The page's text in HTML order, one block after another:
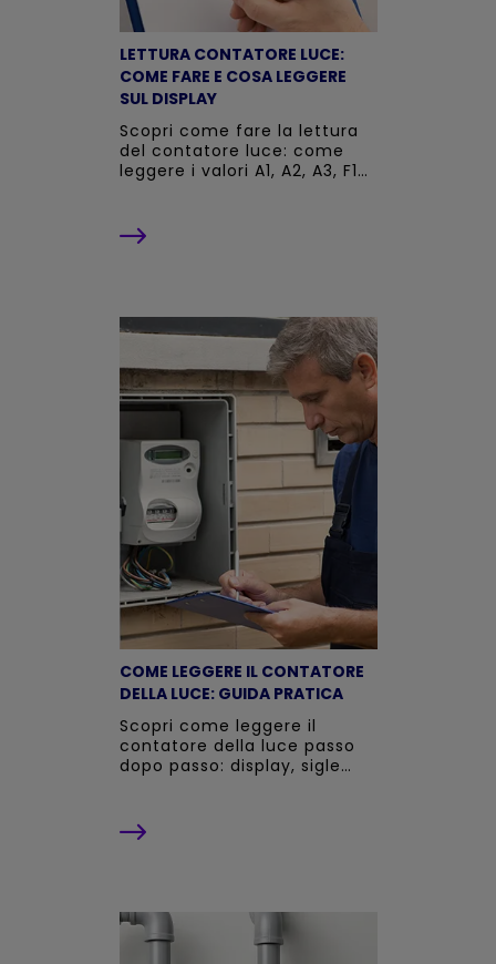
LETTURA CONTATORE LUCE:
COME FARE E COSA LEGGERE
SUL DISPLAY
Scopri come fare la lettura
del contatore luce: come
leggere i valori A1, A2, A3, F1
quando inviare l'autolettura.
COME LEGGERE IL CONTATORE
DELLA LUCE: GUIDA PRATICA
Scopri come leggere il
contatore della luce passo
dopo passo: display, sigle
guida di Dolomiti Energia.